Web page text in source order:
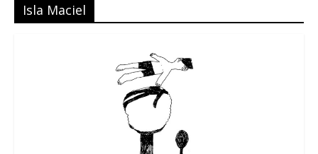
Isla Maciel